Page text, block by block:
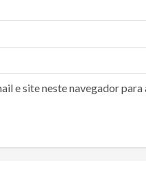
e site neste navegador